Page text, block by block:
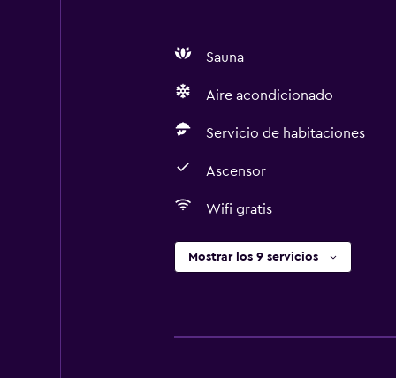
Sauna
Aire acondicionado
Servicio de habitaciones
Ascensor
Wifi gratis
Mostrar los 9 servicios